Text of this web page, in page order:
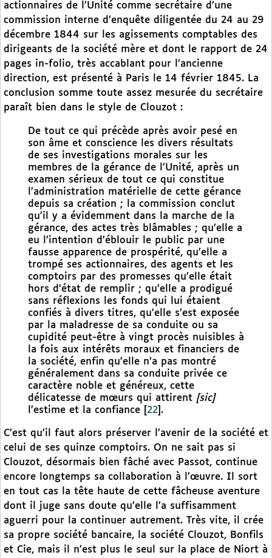
actionnaires de l’Unité comme secrétaire d’une
commission interne d’enquête diligentée du 24 au 29
décembre 1844 sur les agissements comptables des
dirigeants de la société mère et dont le rapport de 24
pages in-folio, très accablant pour l’ancienne
direction, est présenté à Paris le 14 février 1845. La
conclusion somme toute assez mesurée du secrétaire
paraît bien dans le style de Clouzot :
De tout ce qui précède après avoir pesé en
son âme et conscience les divers résultats
de ses investigations morales sur les
membres de la gérance de l’Unité, après un
examen sérieux de tout ce qui constitue
l’administration matérielle de cette gérance
depuis sa création ; la commission conclut
qu’il y a évidemment dans la marche de la
gérance, des actes très blâmables ; qu’elle a
eu l’intention d’éblouir le public par une
fausse apparence de prospérité, qu’elle a
trompé ses actionnaires, des agents et les
comptoirs par des promesses qu’elle était
hors d’état de remplir ; qu’elle a prodigué
sans réflexions les fonds qui lui étaient
confiés à divers titres, qu’elle s’est exposée
par la maladresse de sa conduite ou sa
cupidité peut-être à vingt procès nuisibles à
la fois aux intérêts moraux et financiers de
la société, enfin qu’elle n’a pas montré
généralement dans sa conduite privée ce
caractère noble et généreux, cette
délicatesse de mœurs qui attirent [sic]
l’estime et la confiance
22 .
C’est qu’il faut alors préserver l’avenir de la société et
celui de ses quinze comptoirs. On ne sait pas si
Clouzot, désormais bien fâché avec Passot, continue
encore longtemps sa collaboration à l’œuvre. Il sort
en tout cas la tête haute de cette fâcheuse aventure
dont il juge sans doute qu’elle l’a suffisamment
aguerri pour la continuer autrement. Très vite, il crée
sa propre société bancaire, la société Clouzot, Bonfils
et Cie, mais il n’est plus le seul sur la place de Niort à